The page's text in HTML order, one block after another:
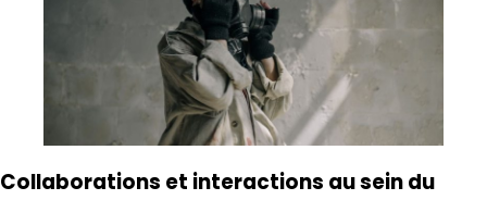
Collaborations et interactions au sein du